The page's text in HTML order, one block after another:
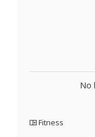
No
Fitness